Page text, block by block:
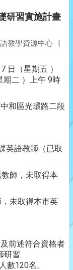
研習實施計畫
教學資源中心 |
日（星期五 ）
期二 ）上午 9時
和區光環路二段
英語教師（已取
師，未取得本
，未取得本市英
前述符合資格者
研習
數120名。